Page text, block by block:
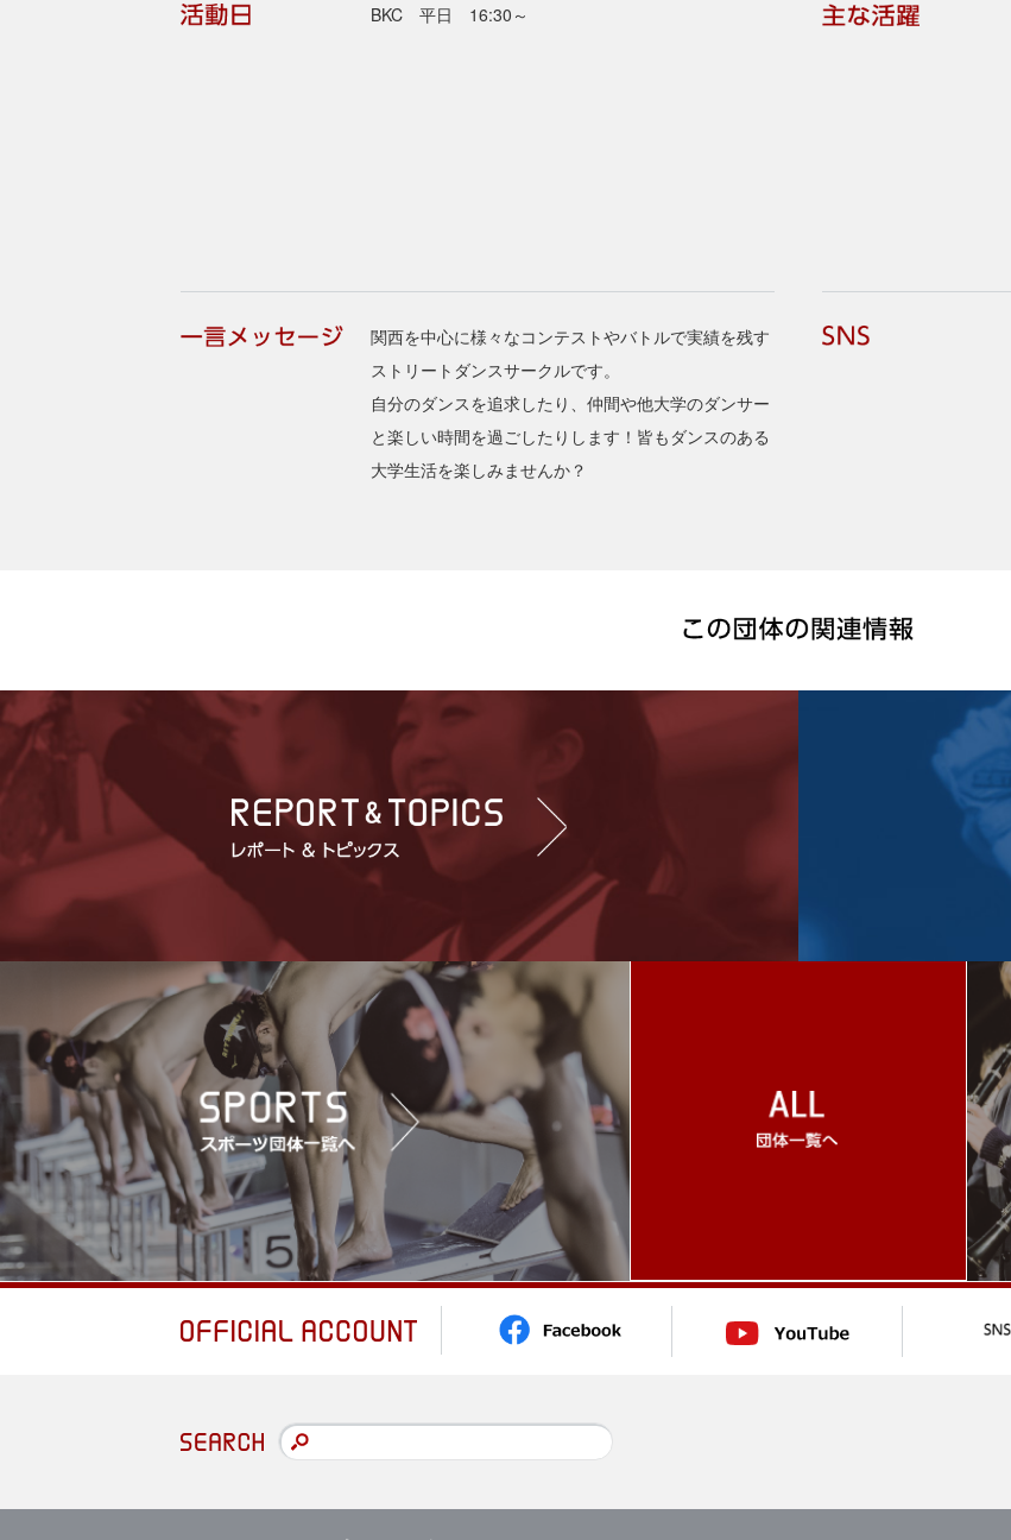
BKC 平日 16:30～
関西を中心に様々なコンテストやバトルで実績を残す
ストリートダンスサークルです。
自分のダンスを追求したり、仲間や他大学のダンサー
と楽しい時間を過ごしたりします！皆もダンスのある
大学生活を楽しみませんか？